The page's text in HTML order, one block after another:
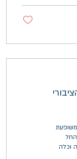
החל
וכלה